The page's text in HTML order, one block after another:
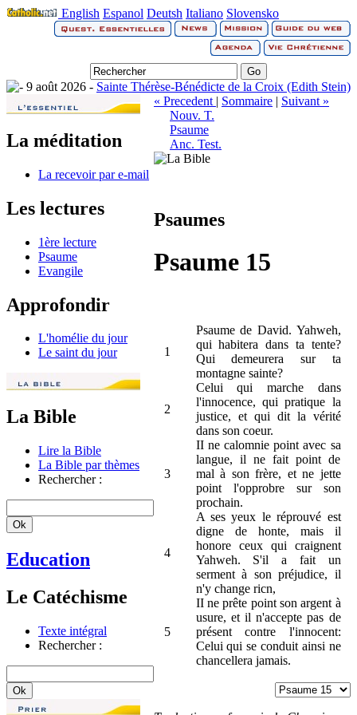
English Espanol Deutsh Italiano Slovensko
9 août 2026 - Sainte Thérèse-Bénédicte de la Croix (Edith Stein)
La méditation
La recevoir par e-mail
Les lectures
1ère lecture
Psaume
Evangile
Approfondir
L'homélie du jour
Le saint du jour
La Bible
Lire la Bible
La Bible par thèmes
Rechercher :
Education
Le Catéchisme
Texte intégral
Rechercher :
« Precedent | Sommaire | Suivant »
Nouv. T.
Psaume
Anc. Test.
Psaumes
Psaume 15
1
Psaume de David. Yahweh,
qui habitera dans ta tente?
Qui demeurera sur ta
montagne sainte?
2
Celui qui marche dans
l'innocence, qui pratique la
justice, et qui dit la vérité
dans son coeur.
3
II ne calomnie point avec sa
langue, il ne fait point de
mal à son frère, et ne jette
point l'opprobre sur son
prochain.
4
A ses yeux le réprouvé est
digne de honte, mais il
honore ceux qui craignent
Yahweh. S'il a fait un
serment à son préjudice, il
n'y change ricn,
5
II ne prête point son argent à
usure, et il n'accepte pas de
présent contre l'innocent:
Celui qui se conduit ainsi ne
chancellera jamais.